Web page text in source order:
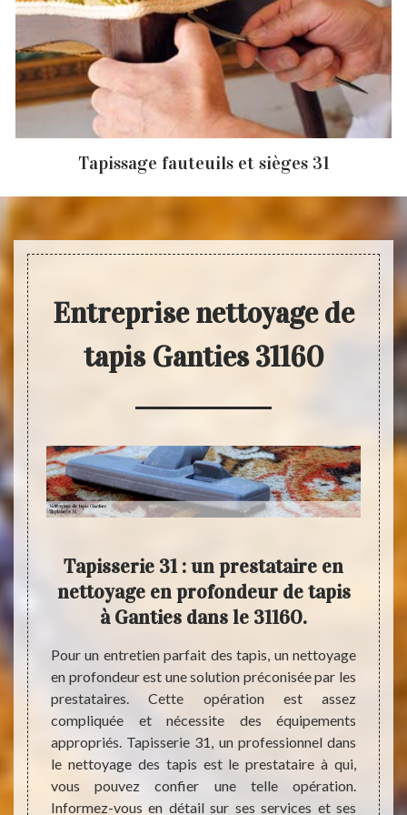
Tapissage fauteuils et sièges 31
Entreprise nettoyage de
tapis Ganties 31160
et
tapis
de
le
31.
Tapisserie 31 : un prestataire en
nettoyage en profondeur de tapis
à Ganties dans le 31160.
Pour un entretien parfait des tapis, un nettoyage
en profondeur est une solution préconisée par les
prestataires. Cette opération est assez
compliquée et nécessite des équipements
appropriés. Tapisserie 31, un professionnel dans
le nettoyage des tapis est le prestataire à qui,
vous pouvez confier une telle opération.
Informez-vous en détail sur ses services et ses
à
par
un
celui
vos
pour